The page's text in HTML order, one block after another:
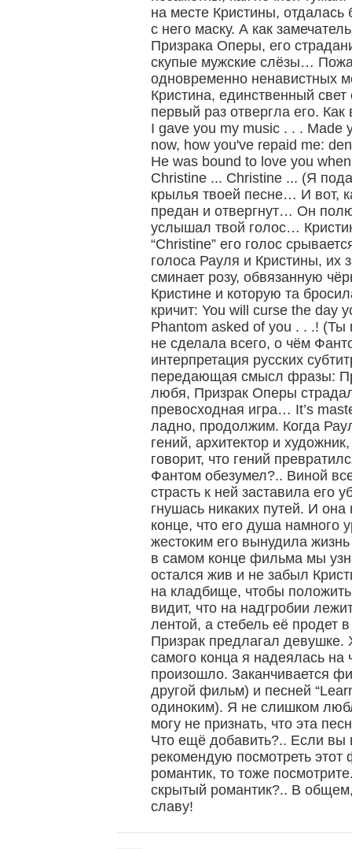
на месте Кристины,
с него маску. А как
Призрака Оперы, его
скупые мужские слёзы…
одновременно ненавистных
Кристина, единственный
первый раз отвергла его.
I gave you my music . . . Made
now, how you've repaid me:
He was bound to love you
Christine ... Christine ... (Я
крылья твоей песне… И вот,
предан и отвергнут… Он
услышал твой голос…
“Christine” его голос
голоса Рауля и Кристины, их
сминает розу, обвязанную
Кристине и которую та
кричит: You will curse the day
Phantom asked of you . . .! (Ты
не сделала всего, о чём
интерпретация русских
передающая смысл фразы:
любя, Призрак Оперы
превосходная игра… It’s
ладно, продолжим. Когда
гений, архитектор и
говорит, что гений
Фантом обезумел?.. Виной
страсть к ней заставила его
гнушась никаких путей. И она
конце, что его душа намного
жестоким его вынудила
в самом конце фильма мы
остался жив и не забыл
на кладбище, чтобы
видит, что на надгробии
лентой, а стебель её продет
Призрак предлагал девушке.
самого конца я надеялась на
произошло. Заканчивается
другой фильм) и песней
одиноким). Я не слишком
могу не признать, что эта
Что ещё добавить?.. Если вы
рекомендую посмотреть
романтик, то тоже
скрытый романтик?.. В
славу!